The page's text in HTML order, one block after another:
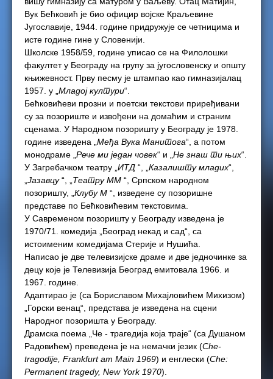
Вук Бећковић је био официр војске Краљевине
Југославије, 1944. године придружује се четницима и
исте године гине у Словенији.
Школске 1958/59, године уписао се на Филолошки
факултет у Београду на групу за југословенску и општу
књижевност. Прву песму је штампао као гимназијалац
1957. у „ Младој култури“.
Бећковићеви прозни и поетски текстови приређивани
су за позориште и извођени на домаћим и страним
сценама. У Народном позоришту у Београду је 1978.
године изведена „ Међа Вука Манитога“, а потом
монодраме „ Рече ми један човек“ и „ Не знаш ти њих“.
У Загребачком театру „ ИТД “, „ Казалишту младих“,
Јазавцу“, „ Театру ММ “, Српском народном
позоришту, „ Клубу М “, изведене су позоришне
представе по Бећковићевим текстовима.
У Савременом позоришту у Београду изведена је
1970/71. комедија „Београд некад и сад“, са
истоименим комедијама Стерије и Нушића.
Написао је две телевизијске драме и две једночинке за
децу које је Телевизија Београд емитовала 1966. и
1967. године.
Адаптирао је (са Бориславом Михајловићем Михизом)
„Горски венац“, представа је изведена на сцени
Народног позоришта у Београду.
Драмска поема „Че - трагедија која траје“ (са Душаном
Радовићем) преведена је на немачки језик (Che-
tragodije, Frankfurt am Main 1969) и енглески (Che:
Permanent tragedy, New York 1970).